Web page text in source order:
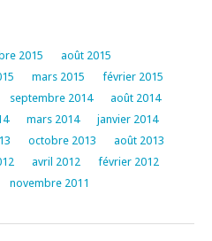
2015
août 2015
mars 2015
février 2015
septembre 2014
août 2014
mars 2014
janvier 2014
octobre 2013
août 2013
avril 2012
février 2012
novembre 2011